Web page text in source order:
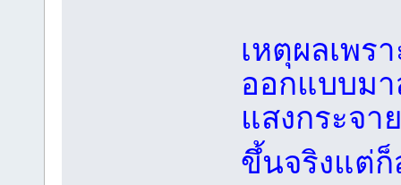
เหตุผลเพร
ออกแบบม
แสงกระจา
ขึ้นจริงแต่